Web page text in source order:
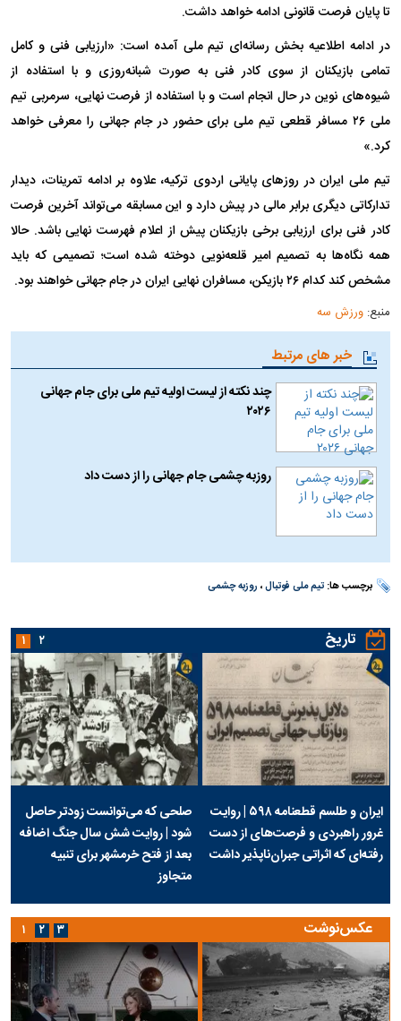
تا پایان فرصت قانونی ادامه خواهد داشت.
در ادامه اطلاعیه بخش رسانه‌ای تیم ملی آمده است: «ارزیابی فنی و کامل
تمامی بازیکنان از سوی کادر فنی به صورت شبانه‌روزی و با استفاده از
شیوه‌های نوین در حال انجام است و با استفاده از فرصت نهایی، سرمربی تیم
ملی ۲۶ مسافر قطعی تیم ملی برای حضور در جام جهانی را معرفی خواهد
کرد.»
تیم ملی ایران در روزهای پایانی اردوی ترکیه، علاوه بر ادامه تمرینات، دیدار
تدارکاتی دیگری برابر مالی در پیش دارد و این مسابقه می‌تواند آخرین فرصت
کادر فنی برای ارزیابی برخی بازیکنان پیش از اعلام فهرست نهایی باشد. حالا
همه نگاه‌ها به تصمیم امیر قلعه‌نویی دوخته شده است؛ تصمیمی که باید
مشخص کند کدام ۲۶ بازیکن، مسافران نهایی ایران در جام جهانی خواهند بود.
منبع:ورزش سه
خبر های مرتبط
چند نکته از لیست اولیه تیم ملی برای جام جهانی
۲۰۲۶
روزبه چشمی جام جهانی را از دست داد
برچسب ها:تیم ملی فوتبال، روزبه چشمی
تاریخ
ایران و طلسم قطعنامه ۵۹۸ | روایت
غرور راهبردی و فرصت‌های از دست
رفته‌ای که اثراتی جبران‌ناپذیر داشت
صلحی که می‌توانست زودتر حاصل
شود | روایت شش سال جنگ اضافه
بعد از فتح خرمشهر برای تنبیه
متجاوز
۱ ۲
عکس‌نوشت ۱ ۲ ۳